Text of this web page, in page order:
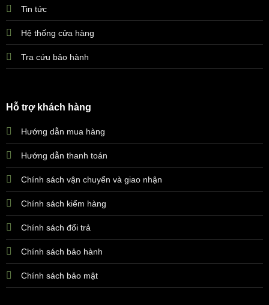
Tin tức
Hệ thống cửa hàng
Tra cứu bảo hành
Hỗ trợ khách hàng
Hướng dẫn mua hàng
Hướng dẫn thanh toán
Chính sách vận chuyển và giao nhận
Chính sách kiểm hàng
Chính sách đổi trả
Chính sách bảo hành
Chính sách bảo mật